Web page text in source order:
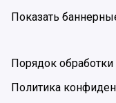
Показать
Порядок
Политика